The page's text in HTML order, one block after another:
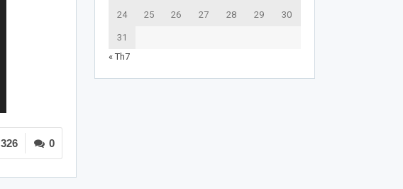
0
326
24 25 26 27 28 29 30
31
« Th7